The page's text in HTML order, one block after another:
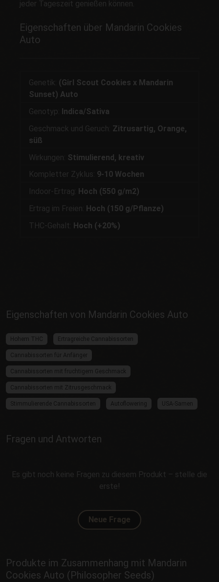
jeder Tageszeit genießen können.
Eigenschaften über Mandarin Cookies
Auto
Genetik: (Girl Scout Cookies x Mandarin
Sunset) Auto
Genotyp: Indica/Sativa
Geschmack und Geruch: Zitrusartig, Orange,
süß
Wirkungen: Stimulierend, kreativ
Kompletter Zyklus: 9-10 Wochen
Indoor-Ertrag: Hoch (550 g/m2)
Ertrag im Freien: Hoch (150 g/Pflanze)
THC-Gehalt: Hoch (+20%)
Eigenschaften von Mandarin Cookies Auto
Hohem THC Ertragreiche Cannabissorten
Cannabissorten für Anfänger
Cannabissorten mit fruchtigem Geschmack
Cannabissorten mit Zitrusgeschmack
Stimmulierende Cannabissorten Autoflowering USA-Samen
Fragen und Antworten
Es gibt noch keine Fragen zu diesem Produkt – stelle die
erste!
Neue Frage
Produkte im Zusammenhang mit Mandarin
Cookies Auto (Philosopher Seeds)